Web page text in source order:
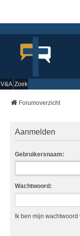
V&A Zoek
Forumoverzicht
Aanmelden
Gebruikersnaam:
Wachtwoord:
Ik ben mijn wachtwoord